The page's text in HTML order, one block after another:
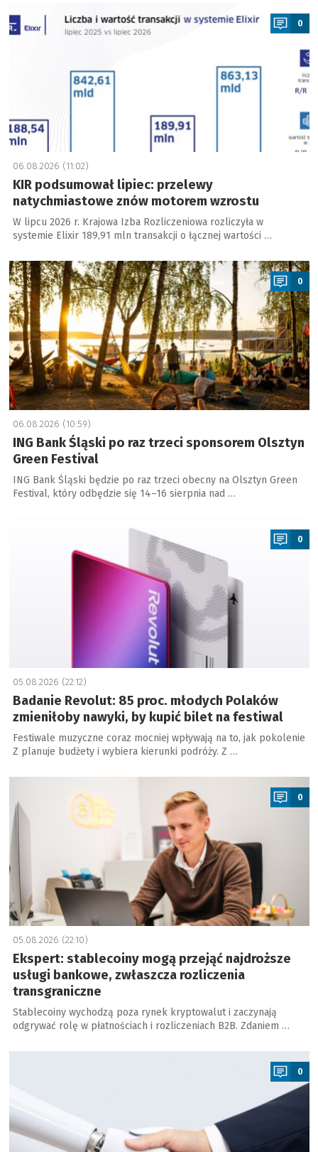
0
06.08.2026 (11:02)
KIR podsumował lipiec: przelewy
natychmiastowe znów motorem wzrostu
W lipcu 2026 r. Krajowa Izba Rozliczeniowa rozliczyła w
systemie Elixir 189,91 mln transakcji o łącznej wartości …
a
0
06.08.2026 (10:59)
ING Bank Śląski po raz trzeci sponsorem Olsztyn
Green Festival
ING Bank Śląski będzie po raz trzeci obecny na Olsztyn Green
Festival, który odbędzie się 14–16 sierpnia nad …
0
05.08.2026 (22:12)
Badanie Revolut: 85 proc. młodych Polaków
zmieniłoby nawyki, by kupić bilet na festiwal
Festiwale muzyczne coraz mocniej wpływają na to, jak pokolenie
Z planuje budżety i wybiera kierunki podróży. Z …
a
0
05.08.2026 (22:10)
Ekspert: stablecoiny mogą przejąć najdroższe
usługi bankowe, zwłaszcza rozliczenia
transgraniczne
Stablecoiny wychodzą poza rynek kryptowalut i zaczynają
odgrywać rolę w płatnościach i rozliczeniach B2B. Zdaniem …
a
0